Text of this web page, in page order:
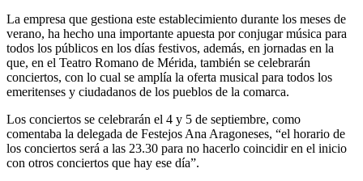
La empresa que gestiona este establecimiento durante los meses de
verano, ha hecho una importante apuesta por conjugar música para
todos los públicos en los días festivos, además, en jornadas en la
que, en el Teatro Romano de Mérida, también se celebrarán
conciertos, con lo cual se amplía la oferta musical para todos los
emeritenses y ciudadanos de los pueblos de la comarca.
Los conciertos se celebrarán el 4 y 5 de septiembre, como
comentaba la delegada de Festejos Ana Aragoneses, “el horario de
los conciertos será a las 23.30 para no hacerlo coincidir en el inicio
con otros conciertos que hay ese día”.